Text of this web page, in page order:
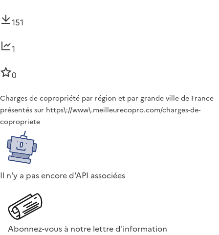
151
1
0
Charges de copropriété par région et par grande ville de France
présentés sur https\://www\.meilleurecopro.com/charges-de-
copropriete
Il n'y a pas encore d'API associées
Abonnez-vous à notre lettre d'information